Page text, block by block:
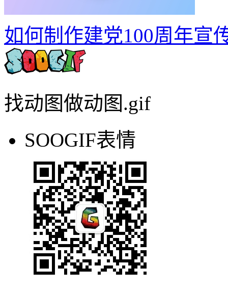
找动图做动图.gif
SOOGIF表情
扫码关注公众号
SOOGIF动图